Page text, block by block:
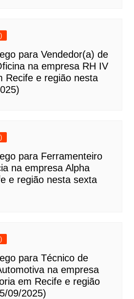
para Vendedor(a) de
na empresa RH IV
Recife e região nesta
para Ferramenteiro
na empresa Alpha
e região nesta sexta
para Técnico de
na empresa
em Recife e região
09/2025)